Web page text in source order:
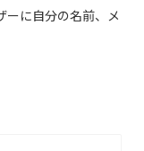
ーに自分の名前、メ